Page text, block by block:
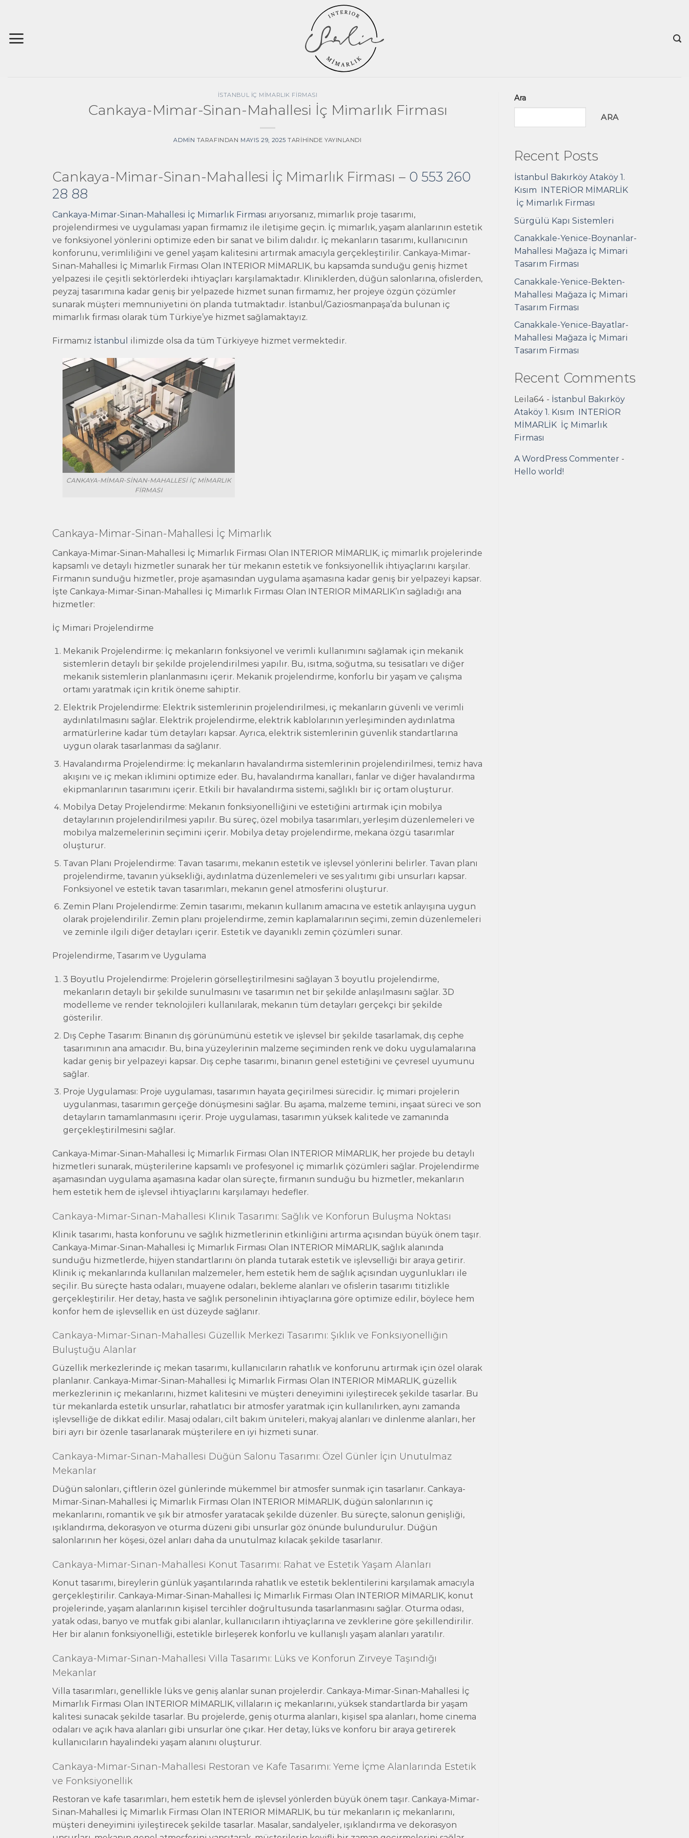
İSTANBUL İÇ MIMARLIK FIRMASI
Cankaya-Mimar-Sinan-Mahallesi İç Mimarlık Firması
ADMIN TARAFINDAN MAYIS 29, 2025 TARIHINDE YAYINLANDI
Cankaya-Mimar-Sinan-Mahallesi İç Mimarlık Firması – 0 553 260
28 88
Cankaya-Mimar-Sinan-Mahallesi İç Mimarlık Firması arıyorsanız, mimarlık proje tasarımı,
projelendirmesi ve uygulaması yapan firmamız ile iletişime geçin. İç mimarlık, yaşam alanlarının estetik
ve fonksiyonel yönlerini optimize eden bir sanat ve bilim dalıdır. İç mekanların tasarımı, kullanıcının
konforunu, verimliliğini ve genel yaşam kalitesini artırmak amacıyla gerçekleştirilir. Cankaya-Mimar-
Sinan-Mahallesi İç Mimarlık Firması Olan INTERIOR MİMARLIK, bu kapsamda sunduğu geniş hizmet
yelpazesi ile çeşitli sektörlerdeki ihtiyaçları karşılamaktadır. Kliniklerden, düğün salonlarına, ofislerden,
peyzaj tasarımına kadar geniş bir yelpazede hizmet sunan firmamız, her projeye özgün çözümler
sunarak müşteri memnuniyetini ön planda tutmaktadır. İstanbul/Gaziosmanpaşa’da bulunan iç
mimarlık firması olarak tüm Türkiye’ye hizmet sağlamaktayız.
Firmamız İstanbul ilimizde olsa da tüm Türkiyeye hizmet vermektedir.
CANKAYA-MIMAR-SINAN-MAHALLESI İÇ MIMARLIK
FIRMASI
Cankaya-Mimar-Sinan-Mahallesi İç Mimarlık
Cankaya-Mimar-Sinan-Mahallesi İç Mimarlık Firması Olan INTERIOR MİMARLIK, iç mimarlık projelerinde
kapsamlı ve detaylı hizmetler sunarak her tür mekanın estetik ve fonksiyonellik ihtiyaçlarını karşılar.
Firmanın sunduğu hizmetler, proje aşamasından uygulama aşamasına kadar geniş bir yelpazeyi kapsar.
İşte Cankaya-Mimar-Sinan-Mahallesi İç Mimarlık Firması Olan INTERIOR MİMARLIK’ın sağladığı ana
hizmetler:
İç Mimari Projelendirme
Mekanik Projelendirme: İç mekanların fonksiyonel ve verimli kullanımını sağlamak için mekanik
sistemlerin detaylı bir şekilde projelendirilmesi yapılır. Bu, ısıtma, soğutma, su tesisatları ve diğer
mekanik sistemlerin planlanmasını içerir. Mekanik projelendirme, konforlu bir yaşam ve çalışma
ortamı yaratmak için kritik öneme sahiptir.
Elektrik Projelendirme: Elektrik sistemlerinin projelendirilmesi, iç mekanların güvenli ve verimli
aydınlatılmasını sağlar. Elektrik projelendirme, elektrik kablolarının yerleşiminden aydınlatma
armatürlerine kadar tüm detayları kapsar. Ayrıca, elektrik sistemlerinin güvenlik standartlarına
uygun olarak tasarlanması da sağlanır.
Havalandırma Projelendirme: İç mekanların havalandırma sistemlerinin projelendirilmesi, temiz hava
akışını ve iç mekan iklimini optimize eder. Bu, havalandırma kanalları, fanlar ve diğer havalandırma
ekipmanlarının tasarımını içerir. Etkili bir havalandırma sistemi, sağlıklı bir iç ortam oluşturur.
Mobilya Detay Projelendirme: Mekanın fonksiyonelliğini ve estetiğini artırmak için mobilya
detaylarının projelendirilmesi yapılır. Bu süreç, özel mobilya tasarımları, yerleşim düzenlemeleri ve
mobilya malzemelerinin seçimini içerir. Mobilya detay projelendirme, mekana özgü tasarımlar
oluşturur.
Tavan Planı Projelendirme: Tavan tasarımı, mekanın estetik ve işlevsel yönlerini belirler. Tavan planı
projelendirme, tavanın yüksekliği, aydınlatma düzenlemeleri ve ses yalıtımı gibi unsurları kapsar.
Fonksiyonel ve estetik tavan tasarımları, mekanın genel atmosferini oluşturur.
Zemin Planı Projelendirme: Zemin tasarımı, mekanın kullanım amacına ve estetik anlayışına uygun
olarak projelendirilir. Zemin planı projelendirme, zemin kaplamalarının seçimi, zemin düzenlemeleri
ve zeminle ilgili diğer detayları içerir. Estetik ve dayanıklı zemin çözümleri sunar.
Projelendirme, Tasarım ve Uygulama
3 Boyutlu Projelendirme: Projelerin görselleştirilmesini sağlayan 3 boyutlu projelendirme,
mekanların detaylı bir şekilde sunulmasını ve tasarımın net bir şekilde anlaşılmasını sağlar. 3D
modelleme ve render teknolojileri kullanılarak, mekanın tüm detayları gerçekçi bir şekilde
gösterilir.
Dış Cephe Tasarım: Binanın dış görünümünü estetik ve işlevsel bir şekilde tasarlamak, dış cephe
tasarımının ana amacıdır. Bu, bina yüzeylerinin malzeme seçiminden renk ve doku uygulamalarına
kadar geniş bir yelpazeyi kapsar. Dış cephe tasarımı, binanın genel estetiğini ve çevresel uyumunu
sağlar.
Proje Uygulaması: Proje uygulaması, tasarımın hayata geçirilmesi sürecidir. İç mimari projelerin
uygulanması, tasarımın gerçeğe dönüşmesini sağlar. Bu aşama, malzeme temini, inşaat süreci ve son
detayların tamamlanmasını içerir. Proje uygulaması, tasarımın yüksek kalitede ve zamanında
gerçekleştirilmesini sağlar.
Cankaya-Mimar-Sinan-Mahallesi İç Mimarlık Firması Olan INTERIOR MİMARLIK, her projede bu detaylı
hizmetleri sunarak, müşterilerine kapsamlı ve profesyonel iç mimarlık çözümleri sağlar. Projelendirme
aşamasından uygulama aşamasına kadar olan süreçte, firmanın sunduğu bu hizmetler, mekanların
hem estetik hem de işlevsel ihtiyaçlarını karşılamayı hedefler.
Cankaya-Mimar-Sinan-Mahallesi Klinik Tasarımı: Sağlık ve Konforun Buluşma Noktası
Klinik tasarımı, hasta konforunu ve sağlık hizmetlerinin etkinliğini artırma açısından büyük önem taşır.
Cankaya-Mimar-Sinan-Mahallesi İç Mimarlık Firması Olan INTERIOR MİMARLIK, sağlık alanında
sunduğu hizmetlerde, hijyen standartlarını ön planda tutarak estetik ve işlevselliği bir araya getirir.
Klinik iç mekanlarında kullanılan malzemeler, hem estetik hem de sağlık açısından uygunlukları ile
seçilir. Bu süreçte hasta odaları, muayene odaları, bekleme alanları ve ofislerin tasarımı titizlikle
gerçekleştirilir. Her detay, hasta ve sağlık personelinin ihtiyaçlarına göre optimize edilir, böylece hem
konfor hem de işlevsellik en üst düzeyde sağlanır.
Cankaya-Mimar-Sinan-Mahallesi Güzellik Merkezi Tasarımı: Şıklık ve Fonksiyonelliğin
Buluştuğu Alanlar
Güzellik merkezlerinde iç mekan tasarımı, kullanıcıların rahatlık ve konforunu artırmak için özel olarak
planlanır. Cankaya-Mimar-Sinan-Mahallesi İç Mimarlık Firması Olan INTERIOR MİMARLIK, güzellik
merkezlerinin iç mekanlarını, hizmet kalitesini ve müşteri deneyimini iyileştirecek şekilde tasarlar. Bu
tür mekanlarda estetik unsurlar, rahatlatıcı bir atmosfer yaratmak için kullanılırken, aynı zamanda
işlevselliğe de dikkat edilir. Masaj odaları, cilt bakım üniteleri, makyaj alanları ve dinlenme alanları, her
biri ayrı bir özenle tasarlanarak müşterilere en iyi hizmeti sunar.
Cankaya-Mimar-Sinan-Mahallesi Düğün Salonu Tasarımı: Özel Günler İçin Unutulmaz
Mekanlar
Düğün salonları, çiftlerin özel günlerinde mükemmel bir atmosfer sunmak için tasarlanır. Cankaya-
Mimar-Sinan-Mahallesi İç Mimarlık Firması Olan INTERIOR MİMARLIK, düğün salonlarının iç
mekanlarını, romantik ve şık bir atmosfer yaratacak şekilde düzenler. Bu süreçte, salonun genişliği,
ışıklandırma, dekorasyon ve oturma düzeni gibi unsurlar göz önünde bulundurulur. Düğün
salonlarının her köşesi, özel anları daha da unutulmaz kılacak şekilde tasarlanır.
Cankaya-Mimar-Sinan-Mahallesi Konut Tasarımı: Rahat ve Estetik Yaşam Alanları
Konut tasarımı, bireylerin günlük yaşantılarında rahatlık ve estetik beklentilerini karşılamak amacıyla
gerçekleştirilir. Cankaya-Mimar-Sinan-Mahallesi İç Mimarlık Firması Olan INTERIOR MİMARLIK, konut
projelerinde, yaşam alanlarının kişisel tercihler doğrultusunda tasarlanmasını sağlar. Oturma odası,
yatak odası, banyo ve mutfak gibi alanlar, kullanıcıların ihtiyaçlarına ve zevklerine göre şekillendirilir.
Her bir alanın fonksiyonelliği, estetikle birleşerek konforlu ve kullanışlı yaşam alanları yaratılır.
Cankaya-Mimar-Sinan-Mahallesi Villa Tasarımı: Lüks ve Konforun Zirveye Taşındığı
Mekanlar
Villa tasarımları, genellikle lüks ve geniş alanlar sunan projelerdir. Cankaya-Mimar-Sinan-Mahallesi İç
Mimarlık Firması Olan INTERIOR MİMARLIK, villaların iç mekanlarını, yüksek standartlarda bir yaşam
kalitesi sunacak şekilde tasarlar. Bu projelerde, geniş oturma alanları, kişisel spa alanları, home cinema
odaları ve açık hava alanları gibi unsurlar öne çıkar. Her detay, lüks ve konforu bir araya getirerek
kullanıcıların hayalindeki yaşam alanını oluşturur.
Cankaya-Mimar-Sinan-Mahallesi Restoran ve Kafe Tasarımı: Yeme İçme Alanlarında Estetik
ve Fonksiyonellik
Restoran ve kafe tasarımları, hem estetik hem de işlevsel yönlerden büyük önem taşır. Cankaya-Mimar-
Sinan-Mahallesi İç Mimarlık Firması Olan INTERIOR MİMARLIK, bu tür mekanların iç mekanlarını,
müşteri deneyimini iyileştirecek şekilde tasarlar. Masalar, sandalyeler, ışıklandırma ve dekorasyon
Ara
ARA
Recent Posts
İstanbul Bakırköy Ataköy 1.
Kısım INTERİOR MİMARLİK
İç Mimarlık Firması
Sürgülü Kapı Sistemleri
Canakkale-Yenice-Boynanlar-
Mahallesi Mağaza İç Mimari
Tasarım Firması
Canakkale-Yenice-Bekten-
Mahallesi Mağaza İç Mimari
Tasarım Firması
Canakkale-Yenice-Bayatlar-
Mahallesi Mağaza İç Mimari
Tasarım Firması
Recent Comments
Leila64 - İstanbul Bakırköy
Ataköy 1. Kısım INTERİOR
MİMARLİK İç Mimarlık
Firması
A WordPress Commenter -
Hello world!